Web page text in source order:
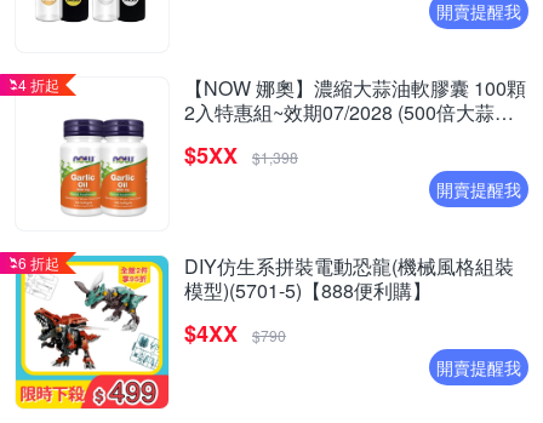
開賣提醒我
4 折起
【NOW 娜奧】濃縮大蒜油軟膠囊 100顆
2入特惠組~效期07/2028 (500倍大蒜精
$5XX $1,398
開賣提醒我
6 折起
DIY仿生系拼裝電動恐龍(機械風格組裝
模型)(5701-5)【888便利購】
$4XX $790
開賣提醒我